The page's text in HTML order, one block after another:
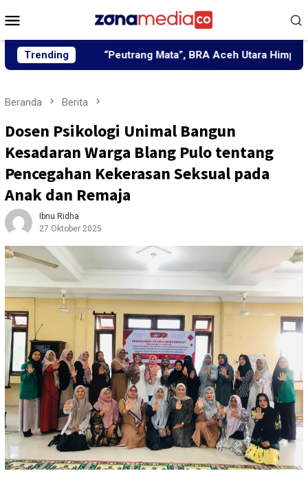
ke
Mobile
Trending
“Peutrang Mata”, BRA Aceh Utara Himpun Berbagai
Beranda Berita
Dosen Psikologi Unimal Bangun
Kesadaran Warga Blang Pulo tentang
Pencegahan Kekerasan Seksual pada
Anak dan Remaja
Ibnu Ridha
27 Oktober 2025